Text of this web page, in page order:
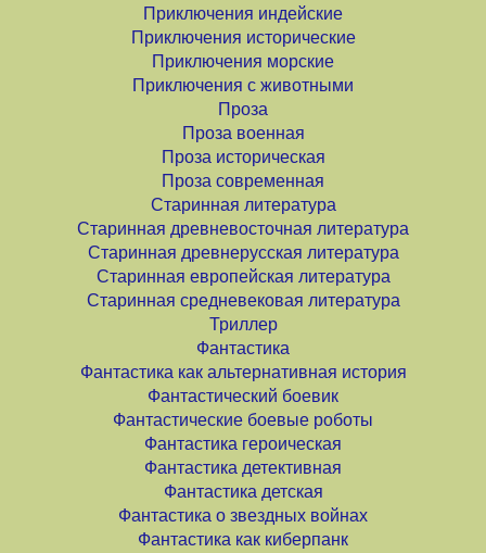
Приключения индейские
Приключения исторические
Приключения морские
Приключения с животными
Проза
Проза военная
Проза историческая
Проза современная
Старинная литература
Старинная древневосточная литература
Старинная древнерусская литература
Старинная европейская литература
Старинная средневековая литература
Триллер
Фантастика
Фантастика как альтернативная история
Фантастический боевик
Фантастические боевые роботы
Фантастика героическая
Фантастика детективная
Фантастика детская
Фантастика о звездных войнах
Фантастика как киберпанк